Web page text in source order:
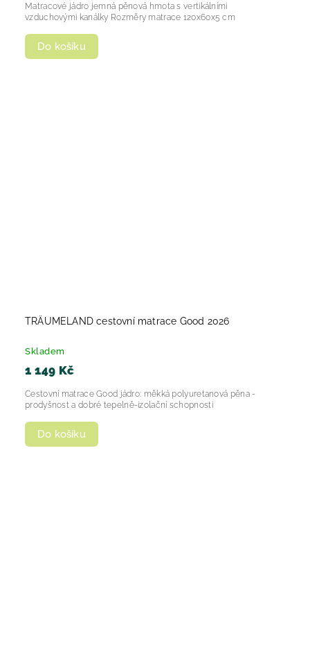
Do košíku
Matracové jádro jemná pěnová hmota s vertikálními
vzduchovými kanálky Rozměry matrace 120x60x5 cm
TRÄUMELAND cestovní matrace Good 2026
Skladem
1 149 Kč
Do košíku
Cestovní matrace Good jádro: měkká polyuretanová pěna -
prodyšnost a dobré tepelně-izolační schopnosti